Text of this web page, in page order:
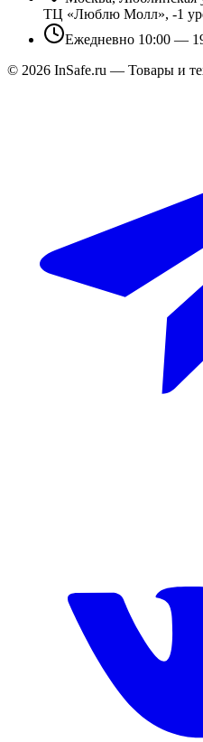
ТЦ «Люблю Молл», -1
Ежедневно 10:00 —
© 2026 InSafe.ru — Товары и